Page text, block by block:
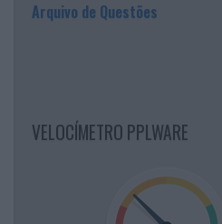
Arquivo de Questões
VELOCÍMETRO PPLWARE